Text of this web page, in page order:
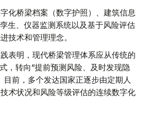
化桥梁档案（数字护照）、建筑信息
生、仪器监测系统以及基于风险评估
技术和管理理念。
表明，现代桥梁管理体系应从传统的
，转向“提前预测风险、及时发现隐
目前，多个发达国家正逐步由定期人
术状况和风险等级评估的连续数字化